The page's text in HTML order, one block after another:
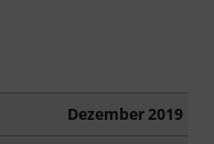
Dezember 2019